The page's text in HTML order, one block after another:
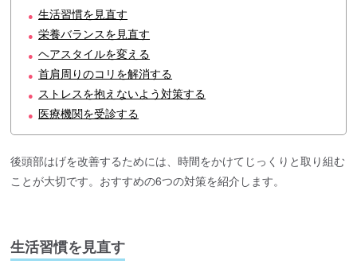
● 生活習慣を見直す
● 栄養バランスを見直す
● ヘアスタイルを変える
● 首肩周りのコリを解消する
● ストレスを抱えないよう対策する
● 医療機関を受診する
後頭部はげを改善するためには、時間をかけてじっくりと取り組む
ことが大切です。おすすめの6つの対策を紹介します。
生活習慣を見直す